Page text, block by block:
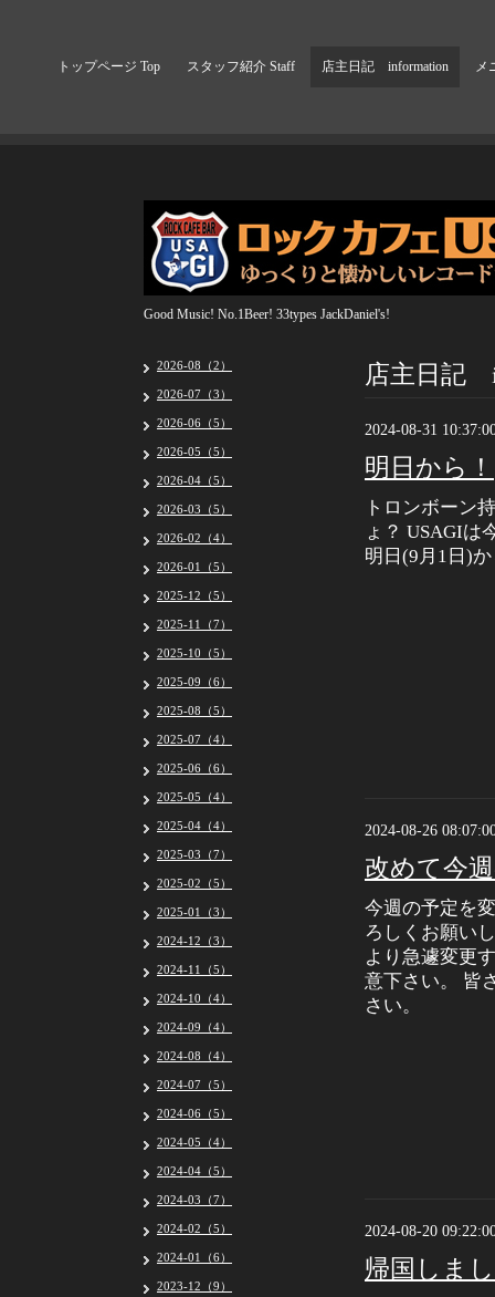
トップページ Top スタッフ紹介 Staff 店主日記 information メ
Good Music! No.1Beer! 33types JackDaniel's!
店主日記
2024-08-31
明日から！
トロンボーン
ょ？ USAGIは
明日(9月1日)
2024-08-26
改めて今
今週の予定を
ろしくお願い
より急遽変更
意下さい。 皆
さい。
2024-08-20
帰国しま
2026-08（2）
2026-07（3）
2026-06（5）
2026-05（5）
2026-04（5）
2026-03（5）
2026-02（4）
2026-01（5）
2025-12（5）
2025-11（7）
2025-10（5）
2025-09（6）
2025-08（5）
2025-07（4）
2025-06（6）
2025-05（4）
2025-04（4）
2025-03（7）
2025-02（5）
2025-01（3）
2024-12（3）
2024-11（5）
2024-10（4）
2024-09（4）
2024-08（4）
2024-07（5）
2024-06（5）
2024-05（4）
2024-04（5）
2024-03（7）
2024-02（5）
2024-01（6）
2023-12（9）